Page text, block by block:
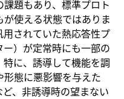
題もあり、標準プロト
使える状態ではありま
されていた熱応答性プ
）が定常時にも一部の
に、誘導して機能を調
態に悪影響を与えた
、非誘導時の望まない